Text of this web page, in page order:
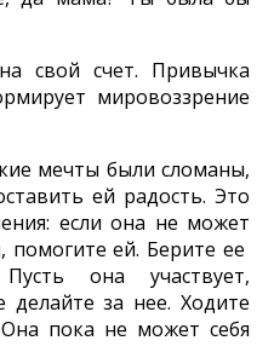
свой счет. Привычка
мировоззрение
мечты были сломаны,
ей радость. Это
если она не может
помогите ей. Берите ее
она участвует,
делайте за нее. Ходите
пока не может себя